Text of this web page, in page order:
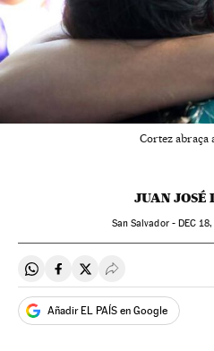
Cortez abraça
JUAN JOSÉ
San Salvador - DEC
Compartir en Whatsapp
Compartir en Facebook
Compartir en Twitter
Desplegar Redes
Añadir EL PAÍS en Google